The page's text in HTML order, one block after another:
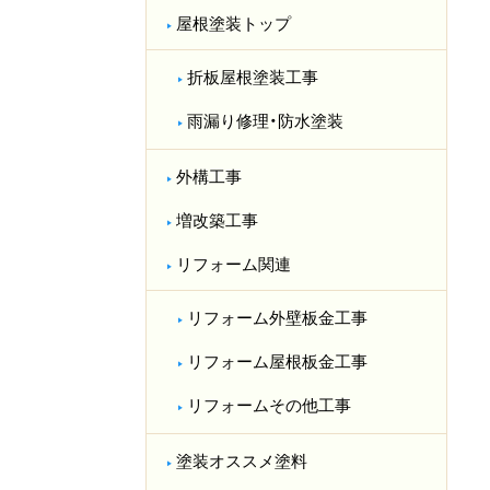
屋根塗装トップ
折板屋根塗装工事
雨漏り修理・防水塗装
外構工事
増改築工事
リフォーム関連
リフォーム外壁板金工事
リフォーム屋根板金工事
リフォームその他工事
塗装オススメ塗料